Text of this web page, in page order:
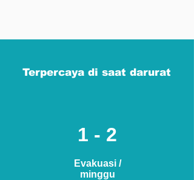
Terpercaya di saat darurat
1 - 2
Evakuasi /
minggu